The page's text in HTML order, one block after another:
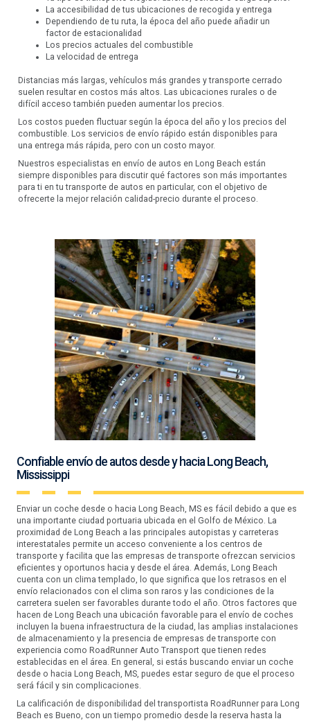
La accesibilidad de tus ubicaciones de recogida y entrega
Dependiendo de tu ruta, la época del año puede añadir un
factor de estacionalidad
Los precios actuales del combustible
La velocidad de entrega
Distancias más largas, vehículos más grandes y transporte cerrado
suelen resultar en costos más altos. Las ubicaciones rurales o de
difícil acceso también pueden aumentar los precios.
Los costos pueden fluctuar según la época del año y los precios del
combustible. Los servicios de envío rápido están disponibles para
una entrega más rápida, pero con un costo mayor.
Nuestros especialistas en envío de autos en Long Beach están
siempre disponibles para discutir qué factores son más importantes
para ti en tu transporte de autos en particular, con el objetivo de
ofrecerte la mejor relación calidad-precio durante el proceso.
Confiable envío de autos desde y hacia Long Beach,
Mississippi
Enviar un coche desde o hacia Long Beach, MS es fácil debido a que es
una importante ciudad portuaria ubicada en el Golfo de México. La
proximidad de Long Beach a las principales autopistas y carreteras
interestatales permite un acceso conveniente a los centros de
transporte y facilita que las empresas de transporte ofrezcan servicios
eficientes y oportunos hacia y desde el área. Además, Long Beach
cuenta con un clima templado, lo que significa que los retrasos en el
envío relacionados con el clima son raros y las condiciones de la
carretera suelen ser favorables durante todo el año. Otros factores que
hacen de Long Beach una ubicación favorable para el envío de coches
incluyen la buena infraestructura de la ciudad, las amplias instalaciones
de almacenamiento y la presencia de empresas de transporte con
experiencia como RoadRunner Auto Transport que tienen redes
establecidas en el área. En general, si estás buscando enviar un coche
desde o hacia Long Beach, MS, puedes estar seguro de que el proceso
será fácil y sin complicaciones.
La calificación de disponibilidad del transportista RoadRunner para Long
Beach es Bueno, con un tiempo promedio desde la reserva hasta la